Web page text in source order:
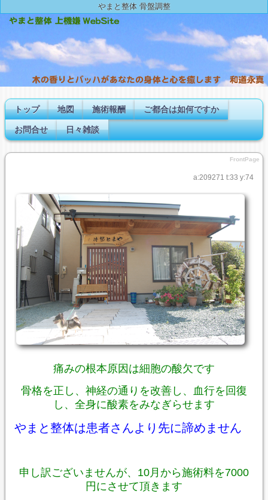
やまと整体 骨盤調整
トップ 地図 施術報酬 ご都合は如何ですか
お問合せ 日々雑談
FrontPage
a:209271 t:33 y:74
痛みの根本原因は細胞の酸欠です
骨格を正し、神経の通りを改善し、血行を回復
し、全身に酸素をみなぎらせます
やまと整体は患者さんより先に諦めません
申し訳ございませんが、10月から施術料を7000
円にさせて頂きます